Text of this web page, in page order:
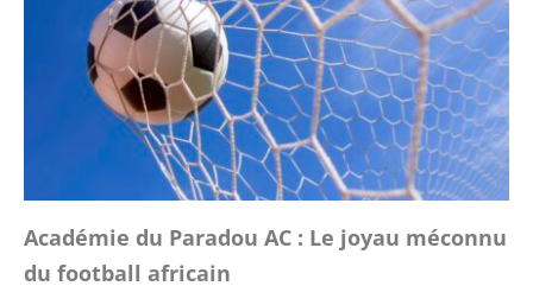
Académie du Paradou AC : Le joyau méconnu
du football africain